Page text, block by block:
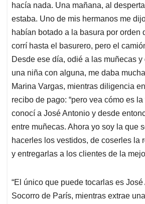
hacía nada. Una mañana, al
estaba. Uno de mis hermanos me
habían botado a la basura por orden
corrí hasta el basurero, pero el
Desde ese día, odié a las muñecas
una niña con alguna, me daba
Marina Vargas, mientras diligencia
recibo de pago: “pero vea cómo es
conocí a José Antonio y desde
entre muñecas. Ahora yo soy la que
hacerles los vestidos, de coserles la
y entregarlas a los clientes de la
“El único que puede tocarlas es José
Socorro de París, mientras extrae